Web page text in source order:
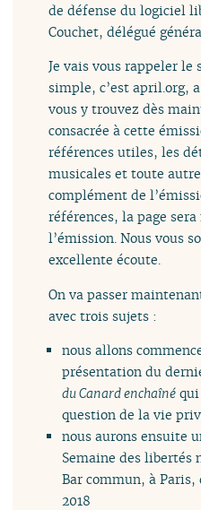
de défense du logiciel
Couchet, délégué
Je vais vous rappeler le
simple, c’est april.org,
vous y trouvez dès
consacrée à cette
références utiles, les
musicales et toute
complément de
références, la page
l’émission. Nous vous
excellente écoute.
On va passer
avec trois sujets :
nous allons
présentation du
du Canard enchaînéqui
question de la vie
nous aurons ensuite
Semaine des libertés
Bar commun, à Paris,
2018